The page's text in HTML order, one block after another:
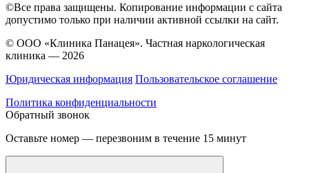
©Все права защищены. Копирование информации с сайта
допустимо только при наличии активной ссылки на сайт.
© ООО «Клиника Панацея». Частная наркологическая
клиника — 2026
Юридическая информация Пользовательское соглашение
Политика конфиденциальности
Обратный звонок
Оставьте номер — перезвоним в течение 15 минут